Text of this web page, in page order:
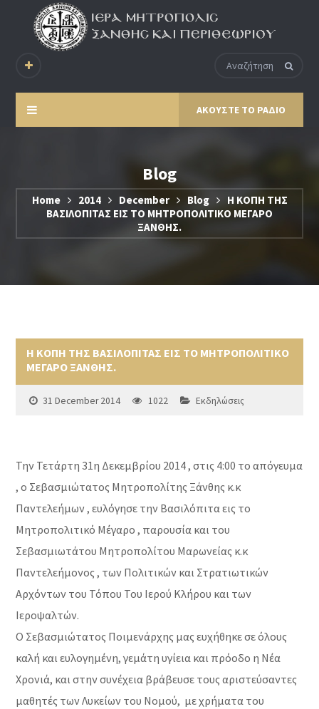
ΑΚΟΥΣΤΕ ΤΟ ΡΑΔΙΟ
Blog
Home 2014 December Blog
Η ΚΟΠΗ ΤΗΣ
ΒΑΣΙΛΟΠΙΤΑΣ ΕΙΣ ΤΟ ΜΗΤΡΟΠΟΛΙΤΙΚΟ ΜΕΓΑΡΟ
ΞΑΝΘΗΣ.
Η ΚΟΠΗ ΤΗΣ ΒΑΣΙΛΟΠΙΤΑΣ ΕΙΣ ΤΟ ΜΗΤΡΟΠΟΛΙΤΙΚΟ
ΜΕΓΑΡΟ ΞΑΝΘΗΣ.
31 December 2014 1022 Εκδηλώσεις
Την Τετάρτη 31η Δεκεμβρίου 2014 , στις 4:00 το απόγευμα
, ο Σεβασμιώτατος Μητροπολίτης Ξάνθης κ.κ
Παντελεήμων , ευλόγησε την Βασιλόπιτα εις το
Μητροπολιτικό Μέγαρο , παρουσία και του
Σεβασμιωτάτου Μητροπολίτου Μαρωνείας κ.κ
Παντελεήμονος , των Πολιτικών και Στρατιωτικών
Αρχόντων του Τόπου Του Ιερού Κλήρου και των
Ιεροψαλτών.
Ο Σεβασμιώτατος Ποιμενάρχης μας ευχήθηκε σε όλους
καλή και ευλογημένη, γεμάτη υγίεια και πρόοδο η Νέα
Χρονιά, και στην συνέχεια βράβευσε τους αριστεύσαντες
μαθητές των Λυκείων του Νομού, με χρήματα του